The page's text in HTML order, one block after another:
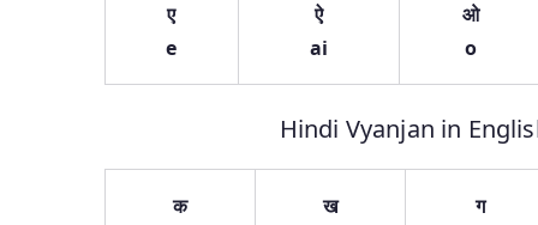
ए
e
ऐ
ai
ओ
o
Hindi Vyanjan in
क
ख
ग